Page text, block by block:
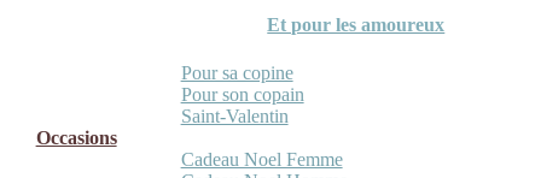
Et pour les amoureux
Pour sa copine
Pour son copain
Saint-Valentin
Occasions
Cadeau Noel Femme